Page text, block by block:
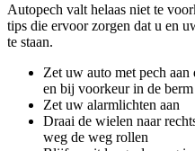
Autopech valt helaas niet te
tips die ervoor zorgen dat u en
te staan.
Zet uw auto met pech
en bij voorkeur in de berm
Zet uw alarmlichten aan
Draai de wielen naar
weg de weg rollen